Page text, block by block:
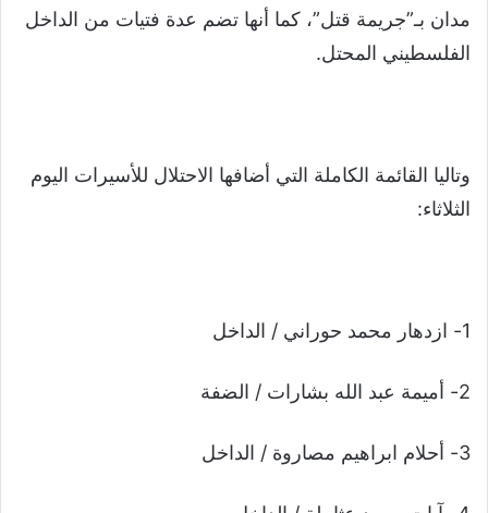
مدان بـ”جريمة قتل”، كما أنها تضم عدة فتيات من الداخل
الفلسطيني المحتل.
وتاليا القائمة الكاملة التي أضافها الاحتلال للأسيرات اليوم
الثلاثاء:
1- ازدهار محمد حوراني / الداخل
2- أميمة عبد الله بشارات / الضفة
3- أحلام ابراهيم مصاروة / الداخل